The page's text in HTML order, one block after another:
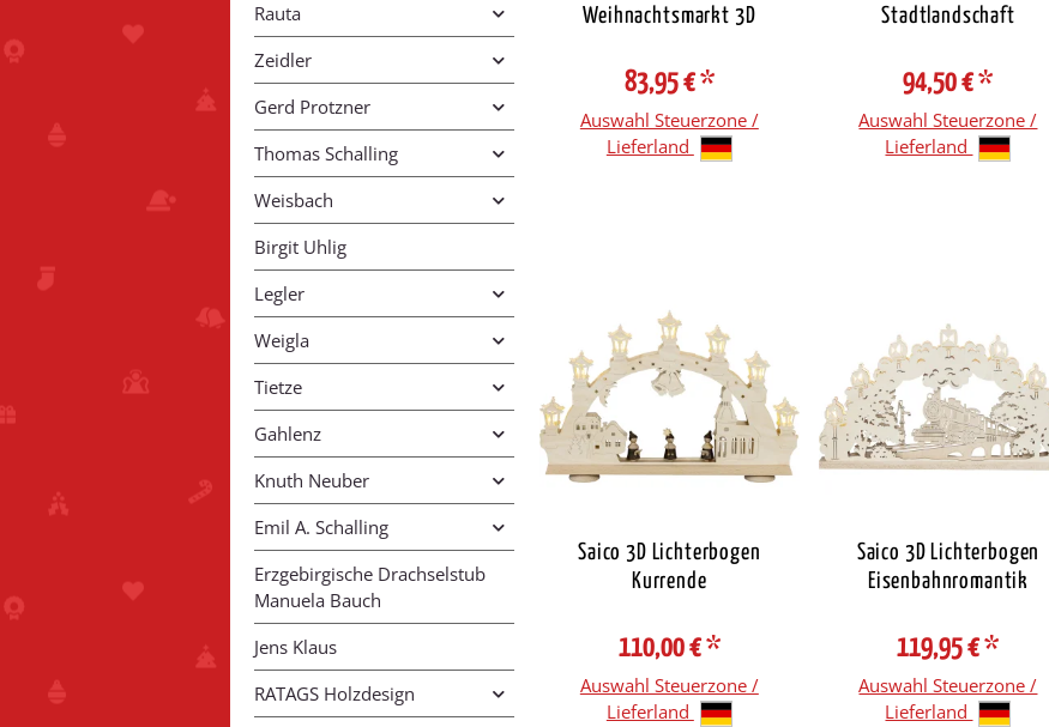
Weihnachtsmarkt 3D
83,95 €*
Auswahl Steuerzone /
Lieferland
Stadtlandschaft
94,50 €*
Auswahl Steuerzone /
Lieferland
Saico 3D Lichterbogen
Kurrende
110,00 €*
Auswahl Steuerzone /
Lieferland
Saico 3D Lichterbogen
Eisenbahnromantik
119,95 €*
Auswahl Steuerzone /
Lieferland
Rauta
Zeidler
Gerd Protzner
Thomas Schalling
Weisbach
Birgit Uhlig
Legler
Weigla
Tietze
Gahlenz
Knuth Neuber
Emil A. Schalling
Erzgebirgische Drachselstub
Manuela Bauch
Jens Klaus
RATAGS Holzdesign